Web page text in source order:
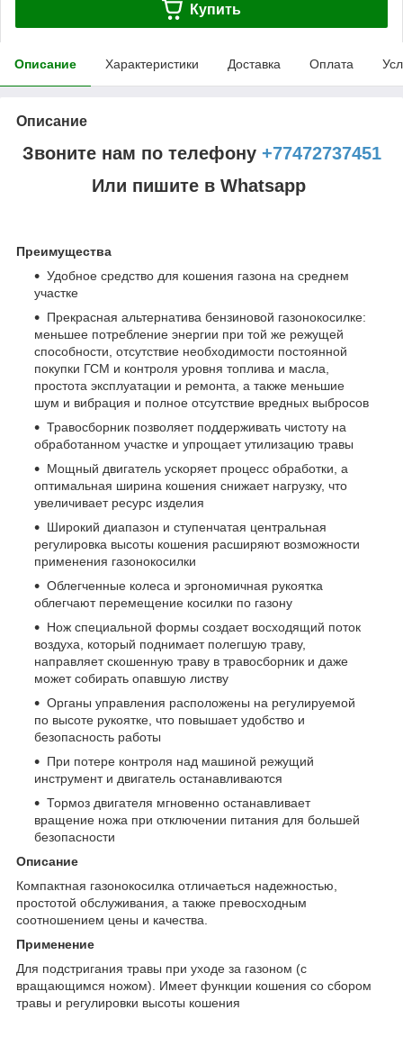
Купить
Описание Характеристики Доставка Оплата
Описание
Звоните нам по телефону +77472737451
Или пишите в Whatsapp
Преимущества
Удобное средство для кошения газона на среднем
участке
Прекрасная альтернатива бензиновой газонокосилке:
меньшее потребление энергии при той же режущей
способности, отсутствие необходимости постоянной
покупки ГСМ и контроля уровня топлива и масла,
простота эксплуатации и ремонта, а также меньшие
шум и вибрация и полное отсутствие вредных выбросов
Травосборник позволяет поддерживать чистоту на
обработанном участке и упрощает утилизацию травы
Мощный двигатель ускоряет процесс обработки, а
оптимальная ширина кошения снижает нагрузку, что
увеличивает ресурс изделия
Широкий диапазон и ступенчатая центральная
регулировка высоты кошения расширяют возможности
применения газонокосилки
Облегченные колеса и эргономичная рукоятка
облегчают перемещение косилки по газону
Нож специальной формы создает восходящий поток
воздуха, который поднимает полегшую траву,
направляет скошенную траву в травосборник и даже
может собирать опавшую листву
Органы управления расположены на регулируемой
по высоте рукоятке, что повышает удобство и
безопасность работы
При потере контроля над машиной режущий
инструмент и двигатель останавливаются
Тормоз двигателя мгновенно останавливает
вращение ножа при отключении питания для большей
безопасности
Описание
Компактная газонокосилка отличаеться надежностью,
простотой обслуживания, а также превосходным
соотношением цены и качества.
Применение
Для подстригания травы при уходе за газоном (с
вращающимся ножом). Имеет функции кошения со сбором
травы и регулировки высоты кошения